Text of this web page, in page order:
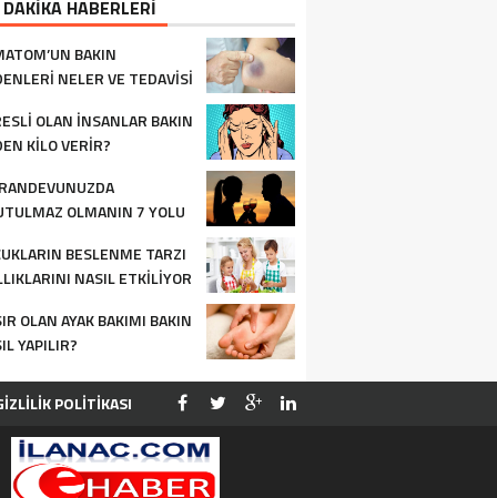
HABERLERİ
BAKIN
NELER VE TEDAVISI
OLAN İNSANLAR BAKIN
KILO VERIR?
OLMANIN 7 YOLU
BESLENME TARZI
NASIL ETKILIYOR
OLAN AYAK BAKIMI BAKIN
YAPILIR?
POLİTİKASI
İLETİŞİM